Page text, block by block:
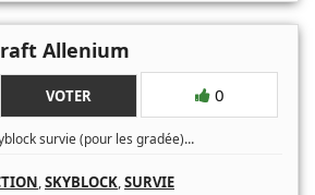
Allenium
VOTER 0
survie (pour les gradée)...
,SKYBLOCK,SURVIE